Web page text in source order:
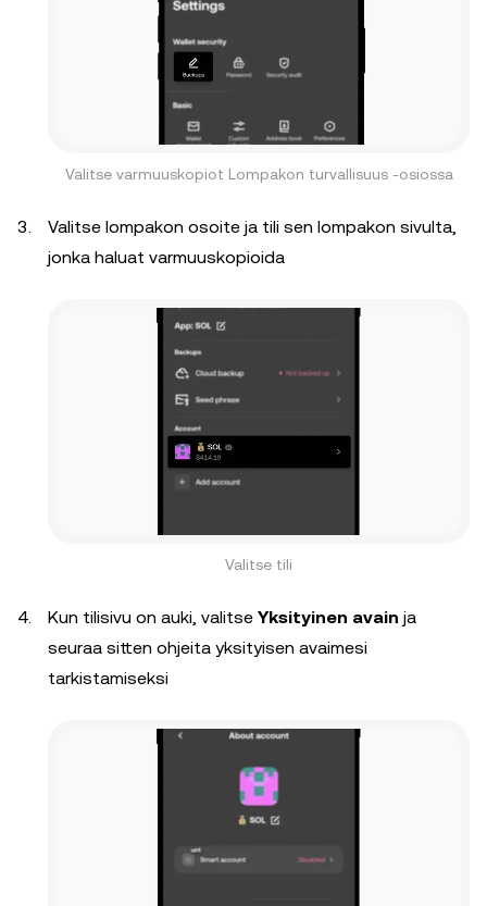
Valitse varmuuskopiot Lompakon turvallisuus -osiossa
Valitse lompakon osoite ja tili sen lompakon sivulta,
jonka haluat varmuuskopioida
Valitse tili
Kun tilisivu on auki, valitse Yksityinen avain ja
seuraa sitten ohjeita yksityisen avaimesi
tarkistamiseksi